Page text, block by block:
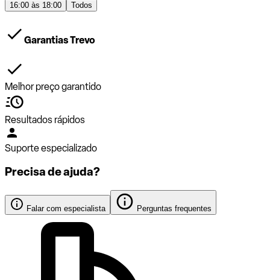
16:00 às 18:00
Todos
Garantias Trevo
Melhor preço garantido
Resultados rápidos
Suporte especializado
Precisa de ajuda?
Falar com especialista Perguntas frequentes